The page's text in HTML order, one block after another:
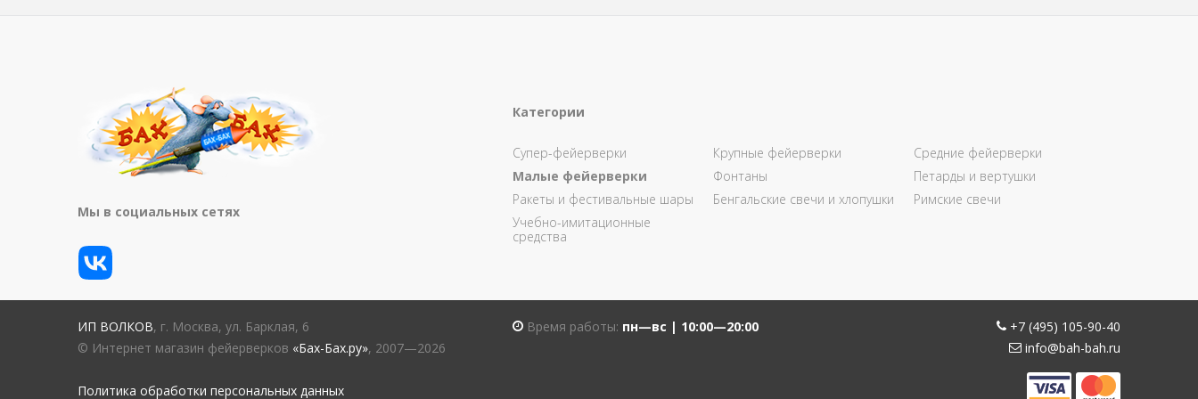
Категории
Супер-фейерверки Крупные фейерверки
Средние фейерверки
Малые фейерверки
Фонтаны
Петарды и вертушки
Ракеты и фестивальные шары
Бенгальские свечи и хлопушки
Римские свечи
Учебно-имитационные
средства
Мы в социальных сетях
ИП ВОЛКОВ, г. Москва, ул. Барклая, 6
© Интернет магазин фейерверков «Бах-Бах.ру», 2007—2026
Политика обработки персональных данных
Время работы: пн—вс | 10:00—20:00
+7 (495) 105-90-40
info@bah-bah.ru